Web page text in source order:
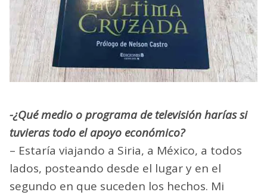
-¿Qué medio o programa de televisión harías si
tuvieras todo el apoyo económico?
– Estaría viajando a Siria, a México, a todos
lados, posteando desde el lugar y en el
segundo en que suceden los hechos. Mi